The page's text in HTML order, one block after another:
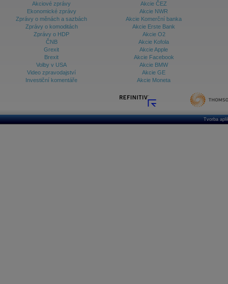
Akciové zprávy
Ekonomické zprávy
Zprávy o měnách a sazbách
Zprávy o komoditách
Zprávy o HDP
ČNB
Grexit
Brexit
Volby v USA
Video zpravodajství
Investiční komentáře
Akcie ČEZ
Akcie NWR
Akcie Komerční banka
Akcie Erste Bank
Akcie O2
Akcie Kofola
Akcie Apple
Akcie Facebook
Akcie BMW
Akcie GE
Akcie Moneta
Tvorba